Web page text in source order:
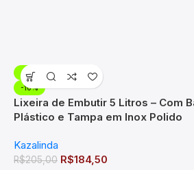
-10%
-10%
Lixeira de Embutir 5 Litros – Com
Plástico e Tampa em Inox Polido
Kazalinda
R$205,00 R$184,50